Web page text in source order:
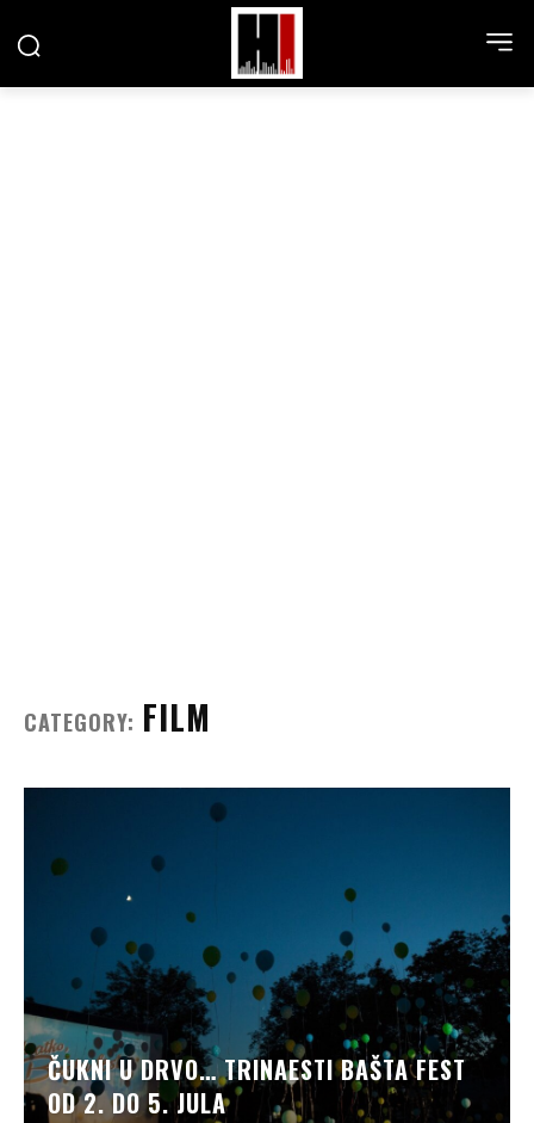
CATEGORY: FILM
ČUKNI U DRVO… TRINAESTI BAŠTA FEST
OD 2. DO 5. JULA